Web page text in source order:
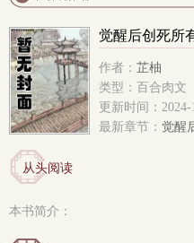
觉醒后创死所
作者： 芷柚
类型：百合肉文
更新时间：2024-
最新章节： 觉醒
从头阅读
本书简介：